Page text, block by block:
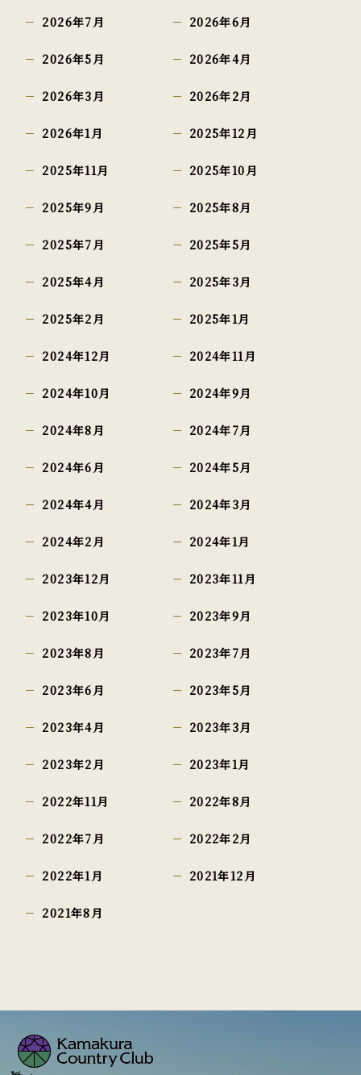
2026年7月 2026年6月
2026年5月 2026年4月
2026年3月 2026年2月
2026年1月 2025年12月
2025年11月 2025年10月
2025年9月 2025年8月
2025年7月 2025年5月
2025年4月 2025年3月
2025年2月 2025年1月
2024年12月 2024年11月
2024年10月 2024年9月
2024年8月 2024年7月
2024年6月 2024年5月
2024年4月 2024年3月
2024年2月 2024年1月
2023年12月 2023年11月
2023年10月 2023年9月
2023年8月 2023年7月
2023年6月 2023年5月
2023年4月 2023年3月
2023年2月 2023年1月
2022年11月 2022年8月
2022年7月 2022年2月
2022年1月 2021年12月
2021年8月